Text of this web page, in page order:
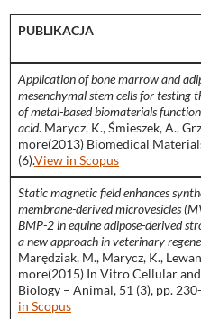
PUBLIKACJA
Application of bone marrow and
mesenchymal stem cells for testing
of metal-based biomaterials
acid. Marycz, K., Śmieszek, A.,
more(2013) Biomedical
(6).View in Scopus
Static magnetic field enhances
membrane-derived microvesicles
BMP-2 in equine adipose-derived
a new approach in veterinary
Marędziak, M., Marycz, K.,
more(2015) In Vitro Cellular
Biology – Animal, 51 (3), pp.
in Scopus